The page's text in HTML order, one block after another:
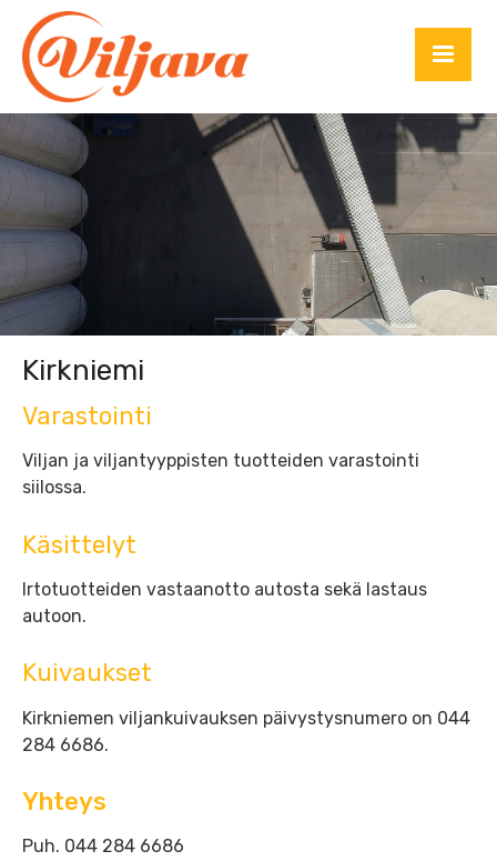
Kirkniemi
Varastointi
Viljan ja viljantyyppisten tuotteiden varastointi
siilossa.
Käsittelyt
Irtotuotteiden vastaanotto autosta sekä lastaus
autoon.
Kuivaukset
Kirkniemen viljankuivauksen päivystysnumero on 044
284 6686.
Yhteys
Puh. 044 284 6686